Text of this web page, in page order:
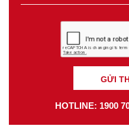
GỬI
HOTLINE: 1900